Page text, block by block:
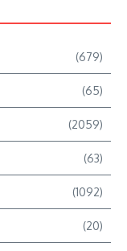
(679)
(65)
(2059)
(63)
(1092)
(20)